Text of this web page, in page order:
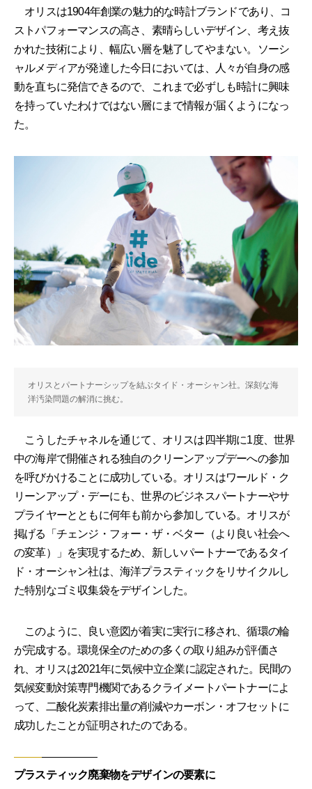
オリスは1904年創業の魅力的な時計ブランドであり、コ
ストパフォーマンスの高さ、素晴らしいデザイン、考え抜
かれた技術により、幅広い層を魅了してやまない。ソーシ
ャルメディアが発達した今日においては、人々が自身の感
動を直ちに発信できるので、これまで必ずしも時計に興味
を持っていたわけではない層にまで情報が届くようになっ
た。
オリスとパートナーシップを結ぶタイド・オーシャン社。深刻な海
洋汚染問題の解消に挑む。
こうしたチャネルを通じて、オリスは四半期に1度、世界
中の海岸で開催される独自のクリーンアップデーへの参加
を呼びかけることに成功している。オリスはワールド・ク
リーンアップ・デーにも、世界のビジネスパートナーやサ
プライヤーとともに何年も前から参加している。オリスが
掲げる「チェンジ・フォー・ザ・ベター（より良い社会へ
の変革）」を実現するため、新しいパートナーであるタイ
ド・オーシャン社は、海洋プラスティックをリサイクルし
た特別なゴミ収集袋をデザインした。
このように、良い意図が着実に実行に移され、循環の輪
が完成する。環境保全のための多くの取り組みが評価さ
れ、オリスは2021年に気候中立企業に認定された。民間の
気候変動対策専門機関であるクライメートパートナーによ
って、二酸化炭素排出量の削減やカーボン・オフセットに
成功したことが証明されたのである。
プラスティック廃棄物をデザインの要素に